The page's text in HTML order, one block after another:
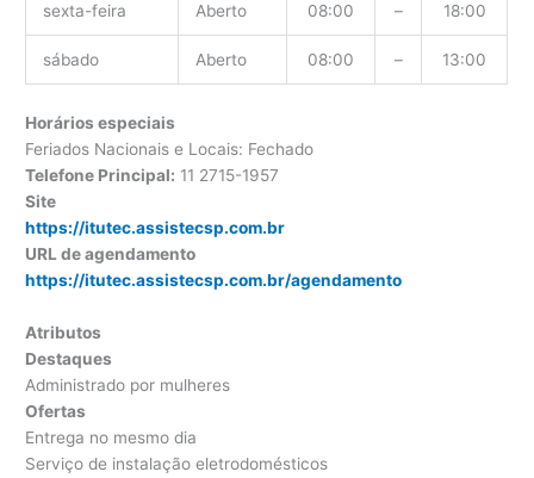
sexta-feira Aberto 08:00 – 18:00
sábado Aberto 08:00 – 13:00
Horários especiais
Feriados Nacionais e Locais: Fechado
Telefone Principal: 11 2715-1957
Site
https://itutec.assistecsp.com.br
URL de agendamento
https://itutec.assistecsp.com.br/agendamento
Atributos
Destaques
Administrado por mulheres
Ofertas
Entrega no mesmo dia
Serviço de instalação eletrodomésticos